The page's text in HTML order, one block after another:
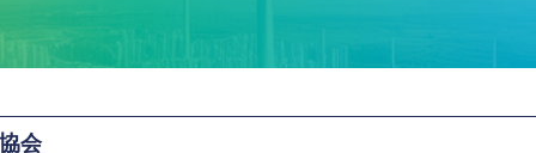
会